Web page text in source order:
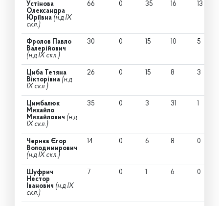
Устінова
Олександра
Юріївна (н.д IX
скл.)
66 0 35 16 13
Фролов Павло
Валерійович
(н.д IX скл.)
30 0 15 10 5
Циба Тетяна
Вікторівна (н.д
IX скл.)
26 0 15 8 3
Цимбалюк
Михайло
Михайлович (н.д
IX скл.)
35 0 3 31 1
Чернєв Єгор
Володимирович
(н.д IX скл.)
14 0 6 8 0
Шуфрич
Нестор
Іванович (н.д IX
скл.)
7 0 1 6 0